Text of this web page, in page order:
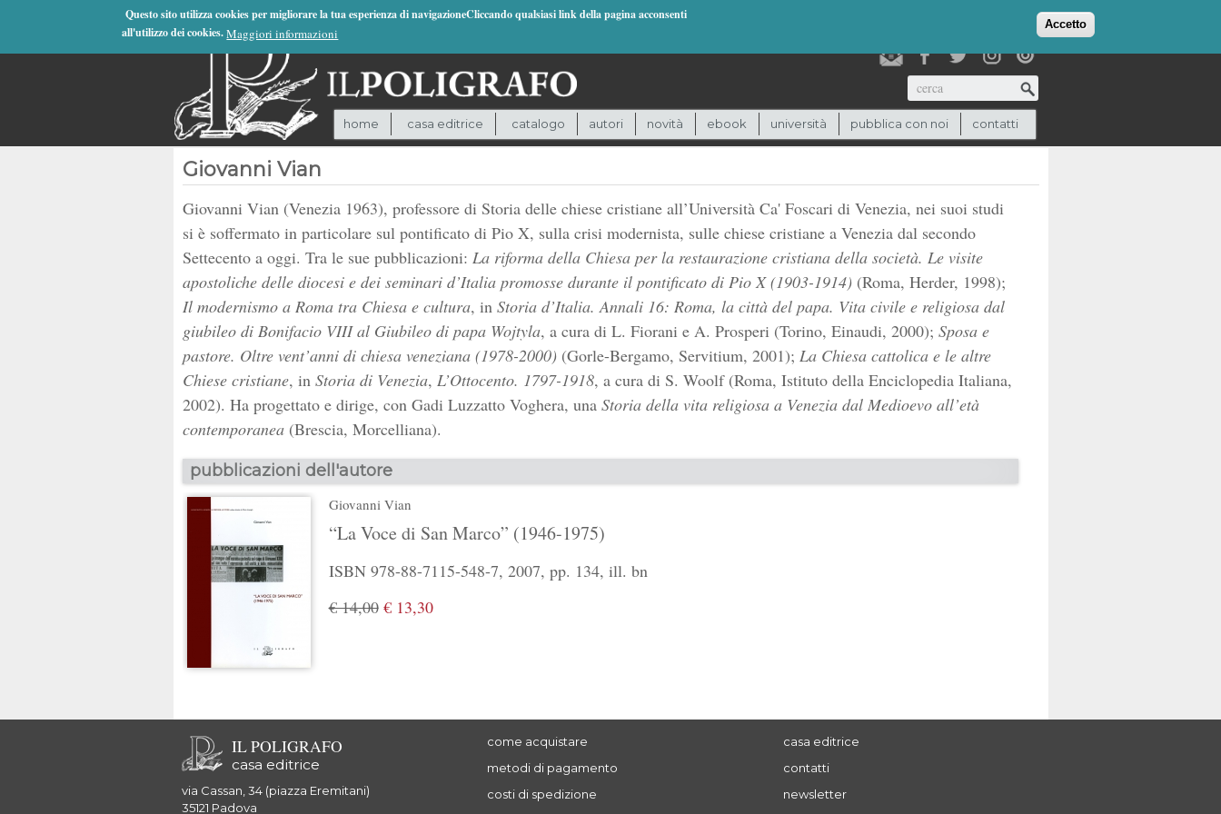
Questo sito utilizza cookies per migliorare la tua esperienza di navigazioneCliccando qualsiasi link della pagina acconsenti
all'utilizzo dei cookies. Maggiori informazioni
Accetto
(0)
Cerca
home casa editrice catalogo autori novità ebook università pubblica con noi contatti
Giovanni Vian
Giovanni Vian (Venezia 1963), professore di Storia delle chiese cristiane all’Università Ca' Foscari di Venezia, nei suoi studi
si è soffermato in particolare sul pontificato di Pio X, sulla crisi modernista, sulle chiese cristiane a Venezia dal secondo
Settecento a oggi. Tra le sue pubblicazioni: La riforma della Chiesa per la restaurazione cristiana della società. Le visite
apostoliche delle diocesi e dei seminari d’Italia promosse durante il pontificato di Pio X (1903-1914)(Roma, Herder, 1998);
Il modernismo a Roma tra Chiesa e cultura, in Storia d’Italia. Annali 16: Roma, la città del papa. Vita civile e religiosa dal
giubileo di Bonifacio VIII al Giubileo di papa Wojtyla, a cura di L. Fiorani e A. Prosperi (Torino, Einaudi, 2000); Sposa e
pastore. Oltre vent’anni di chiesa veneziana (1978-2000)(Gorle-Bergamo, Servitium, 2001); La Chiesa cattolica e le altre
Chiese cristiane, in Storia di Venezia, L’Ottocento. 1797-1918, a cura di S. Woolf (Roma, Istituto della Enciclopedia Italiana,
2002). Ha progettato e dirige, con Gadi Luzzatto Voghera, una Storia della vita religiosa a Venezia dal Medioevo all’età
contemporanea(Brescia, Morcelliana).
pubblicazioni dell'autore
Giovanni Vian
“La Voce di San Marco” (1946-1975)
ISBN 978-88-7115-548-7, 2007, pp. 134, ill. bn
€ 14,00€ 13,30
IL POLIGRAFO
casa editrice
via Cassan, 34 (piazza Eremitani)
35121 Padova
come acquistare
metodi di pagamento
costi di spedizione
casa editrice
contatti
newsletter